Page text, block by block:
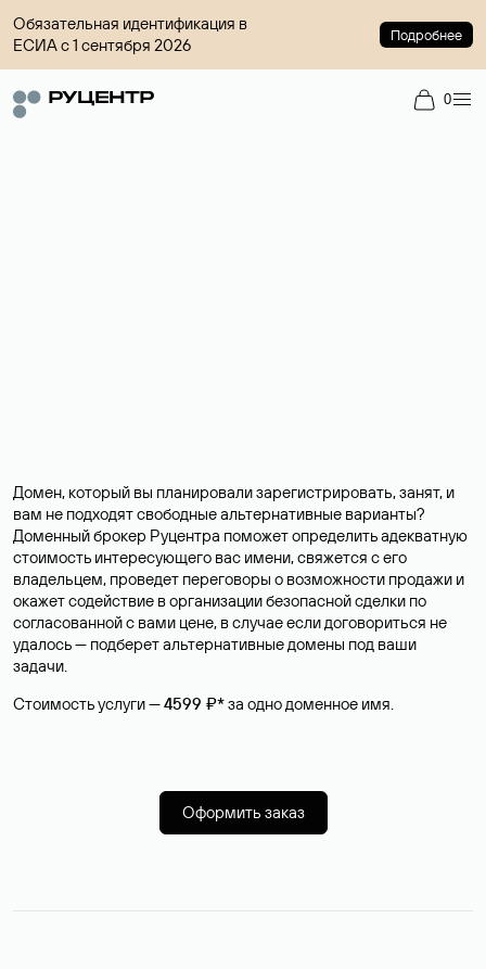
Обязательная идентификация в
ЕСИА с 1 сентября 2026
Подробнее
0
Домен, который вы планировали зарегистрировать, занят, и
вам не подходят свободные альтернативные варианты?
Доменный брокер Руцентра поможет определить адекватную
стоимость интересующего вас имени, свяжется с его
владельцем, проведет переговоры о возможности продажи и
окажет содействие в организации безопасной сделки по
согласованной с вами цене, в случае если договориться не
удалось — подберет альтернативные домены под ваши
задачи.
Стоимость услуги —4599 ₽*за одно доменное имя.
Оформить заказ